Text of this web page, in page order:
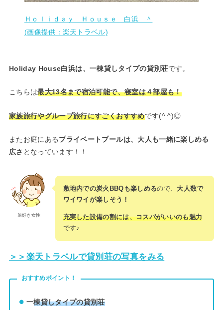
Ｈｏｌｉｄａｙ Ｈｏｕｓｅ 白浜 ＾
(画像提供：楽天トラベル)
Holiday House白浜は、一棟貸しタイプの貸別荘です。
こちらは最大13名まで宿泊可能で、寝室は４部屋も！
家族旅行やグループ旅行にすごくおすすめです(^ ^)◎
またお庭にあるプライベートプールは、大人も一緒に楽しめる
広さ となっています！！
旅好き女性
敷地内での炭火BBQも楽しめるので、 大人数で
ワイワイが楽しそう！
充実した設備の割には、コスパがいいのも魅力
です♪
＞＞楽天トラベルで貸別荘の写真をみる
おすすめポイント！
一棟貸しタイプの貸別荘